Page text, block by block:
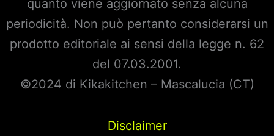
quanto viene aggiornato senza alcuna
periodicità. Non può pertanto considerarsi un
prodotto editoriale ai sensi della legge n. 62
del 07.03.2001.
©2024 di Kikakitchen – Mascalucia (CT)
Disclaimer